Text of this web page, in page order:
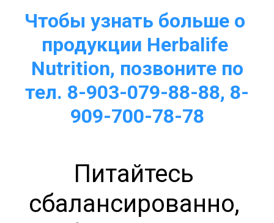
Чтобы узнать больше о
продукции Herbalife
Nutrition, позвоните по
тел. 8-903-079-88-88, 8-
909-700-78-78
Питайтесь
сбалансированно,